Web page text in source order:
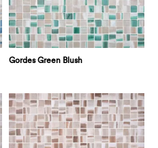
Gordes Green Blush